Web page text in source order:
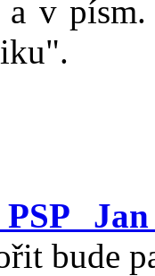
a v
PSP
bude